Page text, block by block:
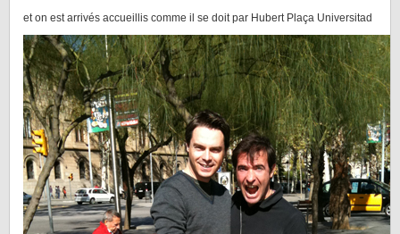
et on est arrivés accueillis comme il se doit par Hubert Plaça Universitad